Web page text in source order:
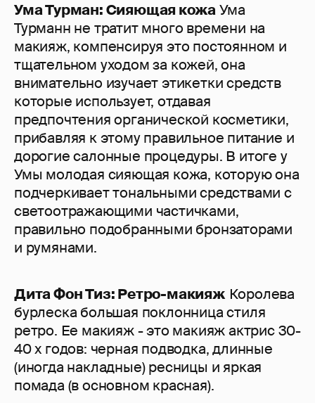
Ума Турман: Сияющая кожаУма
Турманн не тратит много времени на
макияж, компенсируя это постоянном и
тщательном уходом за кожей, она
внимательно изучает этикетки средств
которые использует, отдавая
предпочтения органической косметики,
прибавляя к этому правильное питание и
дорогие салонные процедуры. В итоге у
Умы молодая сияющая кожа, которую она
подчеркивает тональными средствами с
светоотражающими частичками,
правильно подобранными бронзаторами
и румянами.
Дита Фон Тиз: Ретро-макияжКоролева
бурлеска большая поклонница стиля
ретро. Ее макияж - это макияж актрис 30-
40 х годов: черная подводка, длинные
(иногда накладные) ресницы и яркая
помада (в основном красная).